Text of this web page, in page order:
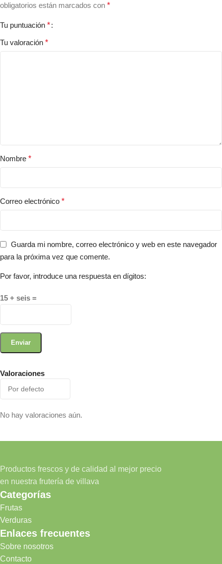
Valoraciones
No hay valoraciones aún.
obligatorios están marcados con *
Tu puntuación *
Tu valoración *
Nombre *
Correo electrónico *
Guarda mi nombre, correo electrónico y web en este navegador
para la próxima vez que comente.
Por favor, introduce una respuesta en dígitos:
15 + seis =
Productos frescos y de calidad al mejor precio
en nuestra frutería de villava
Categorías
Frutas
Verduras
Enlaces frecuentes
Sobre nosotros
Contacto